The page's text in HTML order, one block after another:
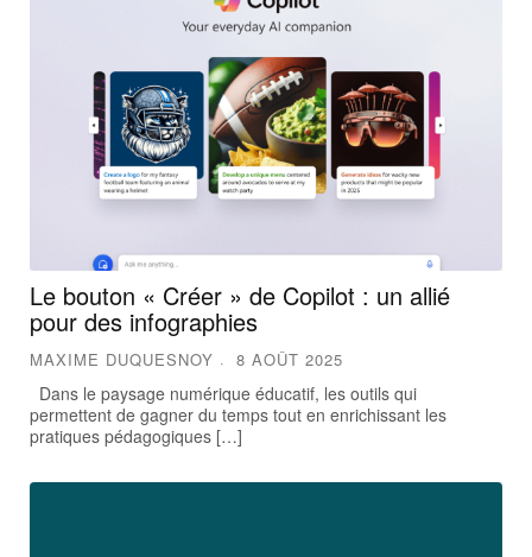
Le bouton « Créer » de Copilot : un allié
pour des infographies
MAXIME DUQUESNOY 8 AOÛT 2025
Dans le paysage numérique éducatif, les outils qui
permettent de gagner du temps tout en enrichissant les
pratiques pédagogiques […]